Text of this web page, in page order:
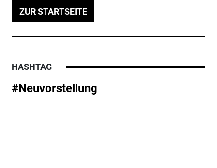
ZUR STARTSEITE
HASHTAG
#Neuvorstellung